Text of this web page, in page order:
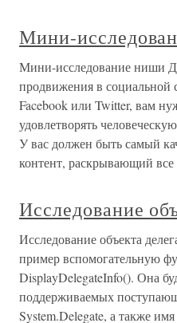
Мини-
Мини-исследование ниши
продвижения в социальной
Facebook или Twitter, вам
удовлетворять
У вас должен быть самый
контент, раскрывающий все
Исследование
Исследование объекта
пример вспомогательную
DisplayDelegateInfo(). Она
поддерживаемых
System.Delegate, а также